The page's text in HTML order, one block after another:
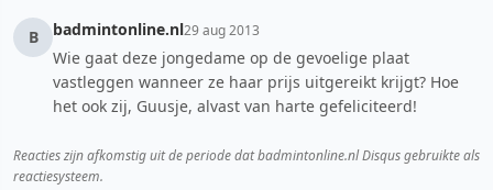
B badmintonline.nl29 aug 2013
Wie gaat deze jongedame op de gevoelige plaat
vastleggen wanneer ze haar prijs uitgereikt krijgt? Hoe
het ook zij, Guusje, alvast van harte gefeliciteerd!
Reacties zijn afkomstig uit de periode dat badmintonline.nl Disqus gebruikte als
reactiesysteem.